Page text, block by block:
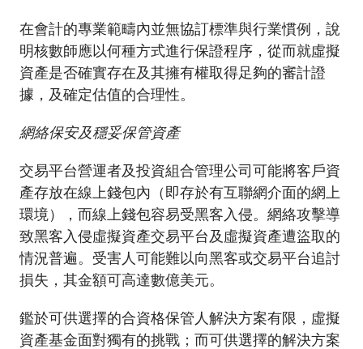
在會計的專業範疇內並無協訂標準與行業慣例，說
明核數師應以何種方式進行保證程序，從而就虛擬
資產是否確實存在及其擁有權取得足夠的審計證
據，及確定估值的合理性。
網絡保安及穩妥保管資產
交易平台營運者及投資組合管理公司可能將客戶資
產存放在線上錢包內（即存於有互聯網介面的網上
環境），而線上錢包容易受黑客入侵。網絡攻擊導
致黑客入侵虛擬資產交易平台及虛擬資產遭盜取的
情況普遍。受害人可能難以向黑客或交易平台追討
損失，其金額可高達數億美元。
鑑於可供選擇的合資格保管人解決方案有限，虛擬
資產基金面對獨有的挑戰；而可供選擇的解決方案